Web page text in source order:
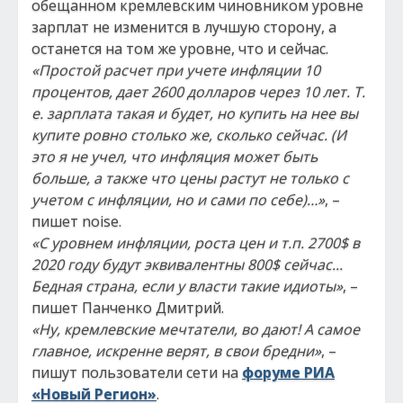
обещанном кремлевским чиновником уровне
зарплат не изменится в лучшую сторону, а
останется на том же уровне, что и сейчас.
«Простой расчет при учете инфляции 10
процентов, дает 2600 долларов через 10 лет. Т.
е. зарплата такая и будет, но купить на нее вы
купите ровно столько же, сколько сейчас. (И
это я не учел, что инфляция может быть
больше, а также что цены растут не только с
учетом с инфляции, но и сами по себе)…», –
пишет noise.
«С уровнем инфляции, роста цен и т.п. 2700$ в
2020 году будут эквивалентны 800$ сейчас...
Бедная страна, если у власти такие идиоты», –
пишет Панченко Дмитрий.
«Ну, кремлевские мечтатели, во дают! А самое
главное, искренне верят, в свои бредни», –
пишут пользователи сети на форуме РИА
«Новый Регион».